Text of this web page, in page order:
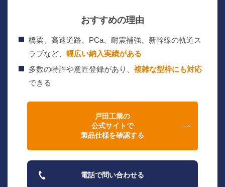
おすすめの理由
橋梁、高速道路、PCa、耐震補強、新幹線の軌道ス
ラブなど、 幅広い納入実績がある
多数の特許や意匠登録があり、 複雑な型枠にも対応
できる
戸田工業の
公式サイトで
製品仕様を確認する
電話で問い合わせる